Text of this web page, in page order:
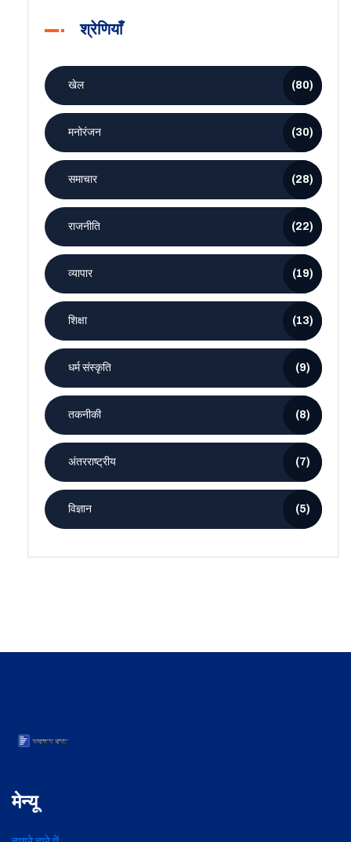
श्रेणियाँ
खेल (80)
मनोरंजन (30)
समाचार (28)
राजनीति (22)
व्यापार (19)
शिक्षा (13)
धर्म संस्कृति (9)
तकनीकी (8)
अंतरराष्ट्रीय (7)
विज्ञान (5)
मेन्यू